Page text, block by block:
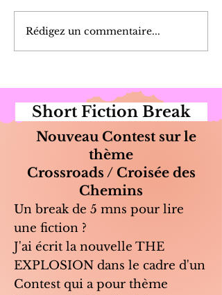
Cueillette du Matin
Rédigez un commentaire...
Short Fiction Break
Nouveau Contest sur le
thème
Crossroads / Croisée des
Chemins
Un break de 5 mns pour lire
une fiction ?
J'ai écrit la nouvelle THE
EXPLOSION dans le cadre d'un
Contest qui a pour thème